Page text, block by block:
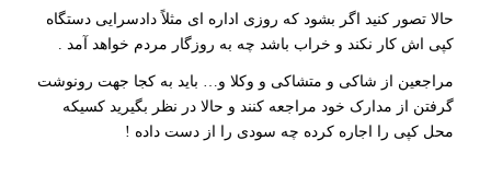
حالا تصور کنید اگر بشود که روزی اداره ای مثلاً دادسرایی دستگاه
کپی اش کار نکند و خراب باشد چه به روزگار مردم خواهد آمد .
مراجعین از شاکی و متشاکی و وکلا و… باید به کجا جهت رونوشت
گرفتن از مدارک خود مراجعه کنند و حالا در نظر بگیرید کسیکه
محل کپی را اجاره کرده چه سودی را از دست داده !